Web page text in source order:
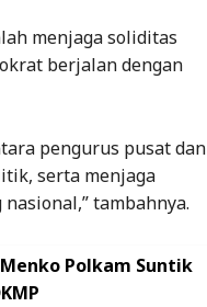
menjaga soliditas
berjalan dengan
pengurus pusat dan
serta menjaga
tambahnya.
Polkam Suntik